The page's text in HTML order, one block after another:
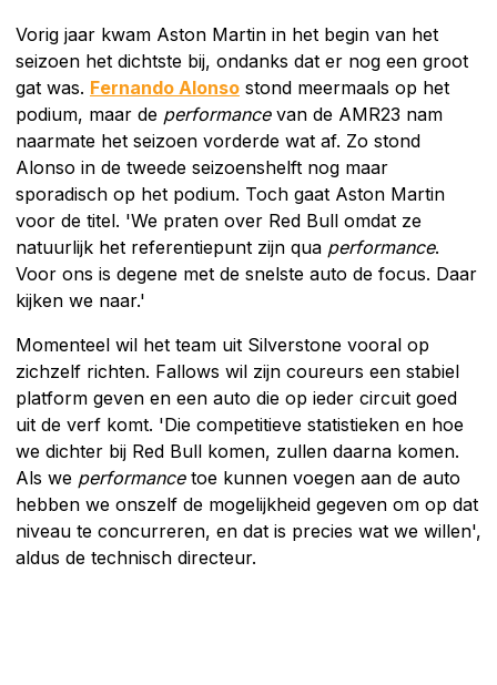
Vorig jaar kwam Aston Martin in het begin van het
seizoen het dichtste bij, ondanks dat er nog een groot
gat was. Fernando Alonso stond meermaals op het
podium, maar de performance van de AMR23 nam
naarmate het seizoen vorderde wat af. Zo stond
Alonso in de tweede seizoenshelft nog maar
sporadisch op het podium. Toch gaat Aston Martin
voor de titel. 'We praten over Red Bull omdat ze
natuurlijk het referentiepunt zijn qua performance.
Voor ons is degene met de snelste auto de focus. Daar
kijken we naar.'
Momenteel wil het team uit Silverstone vooral op
zichzelf richten. Fallows wil zijn coureurs een stabiel
platform geven en een auto die op ieder circuit goed
uit de verf komt. 'Die competitieve statistieken en hoe
we dichter bij Red Bull komen, zullen daarna komen.
Als we performance toe kunnen voegen aan de auto
hebben we onszelf de mogelijkheid gegeven om op dat
niveau te concurreren, en dat is precies wat we willen',
aldus de technisch directeur.